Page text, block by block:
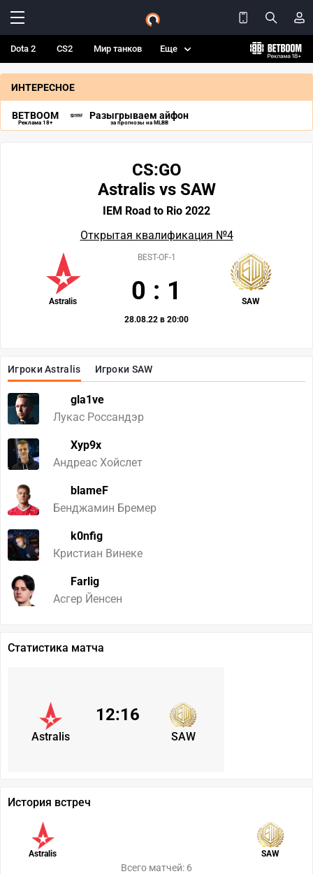
Dota 2 CS2 Мир танков Еще
ИНТЕРЕСНОЕ
BETBOOM
Реклама 18+
Разыгрываем айфон
за прогнозы на MLBB
Игроки Astralis Игроки SAW
gla1ve
Лукас Россандэр
Xyp9x
Андреас Хойслет
blameF
Бенджамин Бремер
k0nfig
Кристиан Винеке
Farlig
Асгер Йенсен
CS:GO
Astralis vs SAW
IEM Road to Rio 2022
Открытая квалификация №4
Astralis SAW
BEST-OF-1
0 : 1
28.08.22 в 20:00
Статистика матча
Astralis SAW
12:16
История встреч
Astralis SAW
Всего матчей: 6